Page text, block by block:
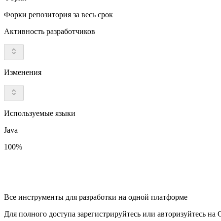
Форки репозитория за весь срок
Активность разработчиков
Изменения
Используемые языки
Java
100%
Все инструменты для разработки на одной платформе
Для полного доступа зарегистрируйтесь или авторизуйтесь на